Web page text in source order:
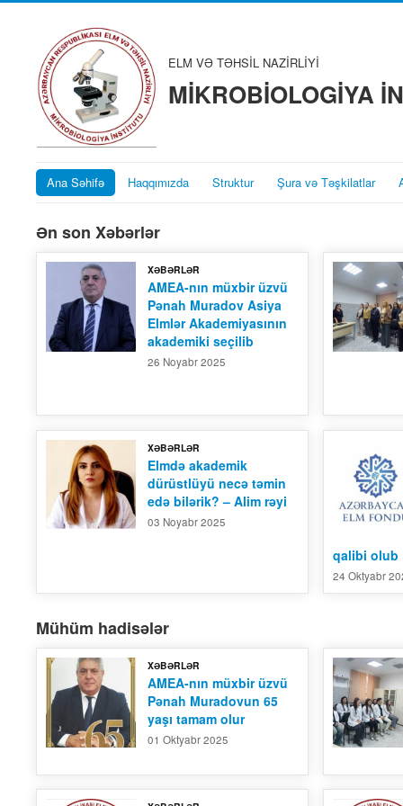
ELM VƏ TƏHSİL NAZİRLİYİ
MİKROBİOLOGİYA
Ana Səhifə Haqqımızda Struktur Şura və Təşkilatlar
Ən son Xəbərlər
XƏBƏRLƏR
AMEA-nın müxbir üzvü
Pənah Muradov Asiya
Elmlər Akademiyasının
akademiki seçilib
26 Noyabr 2025
XƏBƏRLƏR
Elmdə akademik
dürüstlüyü necə təmin
edə bilərik? – Alim rəyi
03 Noyabr 2025
qalibi olub
24 Oktyabr
Mühüm hadisələr
XƏBƏRLƏR
AMEA-nın müxbir üzvü
Pənah Muradovun 65
yaşı tamam olur
01 Oktyabr 2025